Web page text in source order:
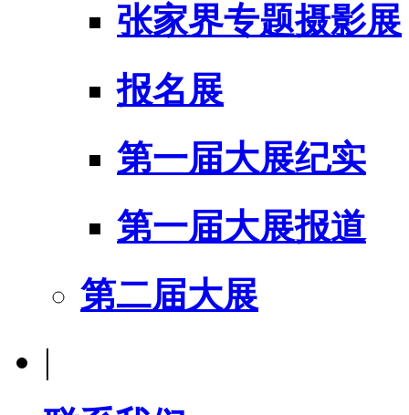
张家界专题摄影展
报名展
第一届大展纪实
第一届大展报道
第二届大展
|